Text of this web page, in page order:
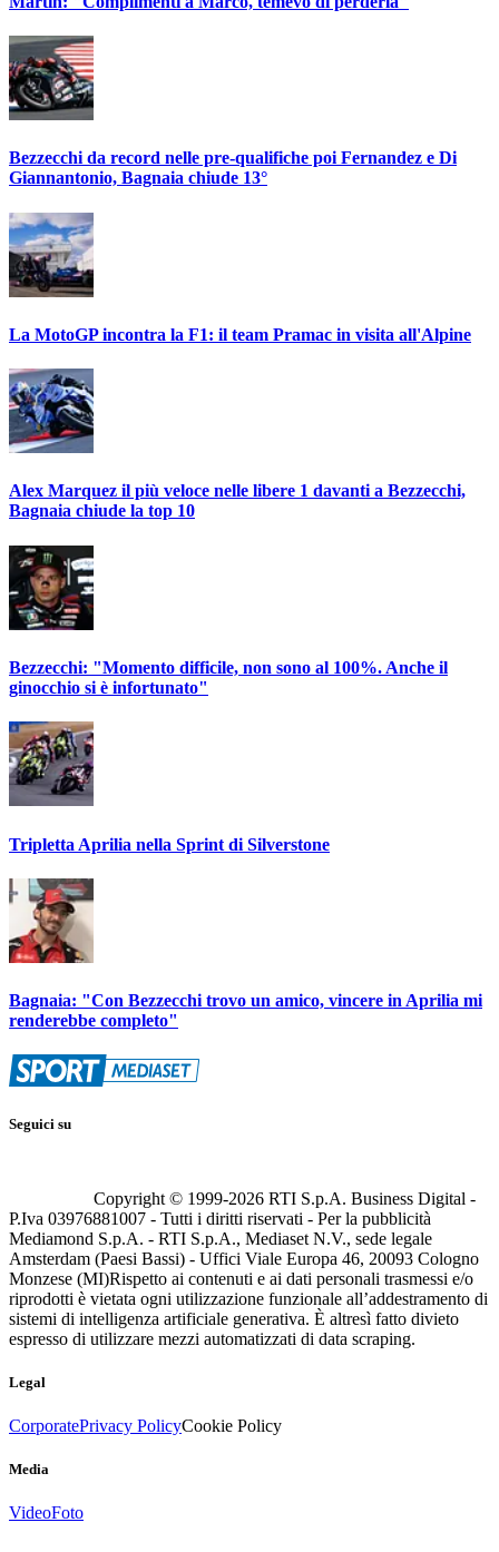
Bezzecchi da record nelle pre-qualifiche poi Fernandez e Di
Giannantonio, Bagnaia chiude 13°
La MotoGP incontra la F1: il team Pramac in visita all'Alpine
Alex Marquez il più veloce nelle libere 1 davanti a Bezzecchi,
Bagnaia chiude la top 10
Bezzecchi: "Momento difficile, non sono al 100%. Anche il
ginocchio si è infortunato"
Tripletta Aprilia nella Sprint di Silverstone
Bagnaia: "Con Bezzecchi trovo un amico, vincere in Aprilia mi
renderebbe completo"
Seguici su
Copyright © 1999-2026 RTI S.p.A. Business Digital -
P.Iva 03976881007 - Tutti i diritti riservati - Per la pubblicità
Mediamond S.p.A. - RTI S.p.A., Mediaset N.V., sede legale
Amsterdam (Paesi Bassi) - Uffici Viale Europa 46, 20093 Cologno
Monzese (MI)Rispetto ai contenuti e ai dati personali trasmessi e/o
riprodotti è vietata ogni utilizzazione funzionale all’addestramento di
sistemi di intelligenza artificiale generativa. È altresì fatto divieto
espresso di utilizzare mezzi automatizzati di data scraping.
Legal
CorporatePrivacy PolicyCookie Policy
Media
VideoFoto